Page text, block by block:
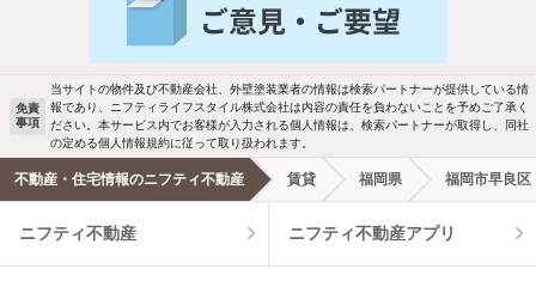
バス・トイレ別 2階以上
駐車場あり ペット相談
洗濯機置場あり 独立洗面台
エアコンあり 都市ガス
温水洗浄便座 オートロック
免責
事項
当サイトの物件及び不動産会社、外壁塗装業者の情報は検索パートナーが提供している情
報であり、ニフティライフスタイル株式会社は内容の責任を負わないことを予めご了承く
ださい。本サービス内でお客様が入力される個人情報は、検索パートナーが取得し、同社
の定める個人情報規約に従って取り扱われます。
不動産・住宅情報のニフティ不動産 賃貸 福岡県 福岡市早良区
ニフティ不動産 ニフティ不動産アプリ